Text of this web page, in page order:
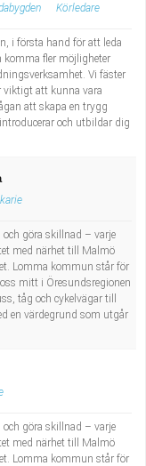
Körledare
i första hand för att leda
komma fler möjligheter
Vi fäster
viktigt att kunna vara
att skapa en trygg
och utbildar dig
göra skillnad – varje
med närhet till Malmö
Lomma kommun står för
mitt i Öresundsregionen
tåg och cykelvägar till
en värdegrund som utgår
göra skillnad – varje
med närhet till Malmö
Lomma kommun står för